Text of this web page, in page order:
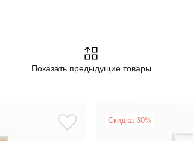
Показать предыдущие товары
Скидка 30%